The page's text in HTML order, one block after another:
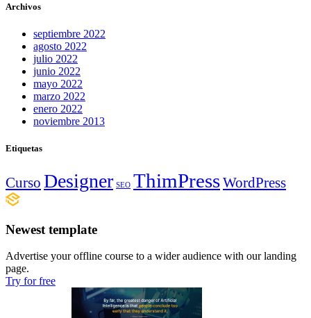
Archivos
septiembre 2022
agosto 2022
julio 2022
junio 2022
mayo 2022
marzo 2022
enero 2022
noviembre 2013
Etiquetas
Curso Designer SEO ThimPressWordPress
Newest template
Advertise your offline course to a wider audience with our landing
page.
Try for free